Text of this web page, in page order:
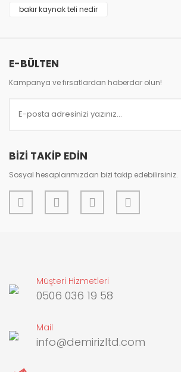
Ürün fiyatı diğer sitelerden daha pahalı.
bakır kaynak teli nedir
E-BÜLTEN
Kampanya ve fırsatlardan haberdar olun!
BİZİ TAKİP EDİN
Sosyal hesaplarımızdan bizi takip edebilirsiniz.
Müşteri Hizmetleri
0506 036 19 58
Mail
info@demirizltd.com